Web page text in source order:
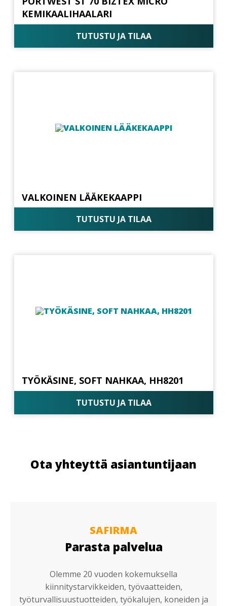
KEMIKAALIHAALARI
TUTUSTU JA TILAA
VALKOINEN LÄÄKEKAAPPI
TUTUSTU JA TILAA
TYÖKÄSINE, SOFT NAHKAA, HH8201
TUTUSTU JA TILAA
Ota yhteyttä asiantuntijaan
SAFIRMA
Parasta palvelua
Olemme 20 vuoden kokemuksella
kiinnitystarvikkeiden, työvaatteiden,
työturvallisuustuotteiden, työkalujen, koneiden ja